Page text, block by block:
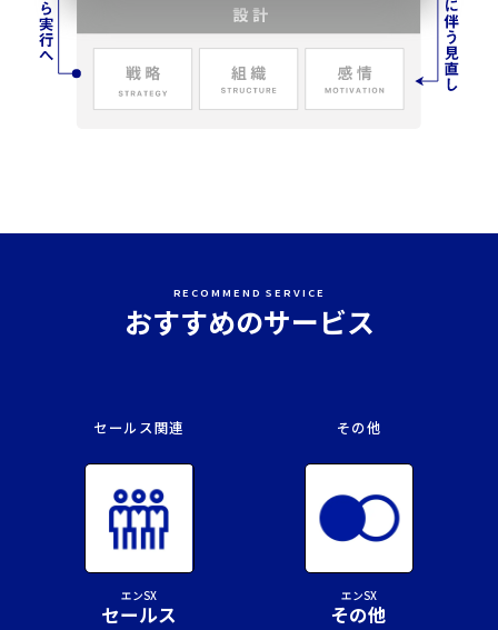
RECOMMEND SERVICE
おすすめのサービス
セールス関連
エンSX
セールス
その他
エンSX
その他